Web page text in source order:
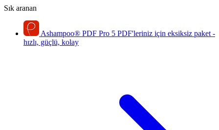
Sık aranan
Ashampoo® PDF Pro 5 PDF'leriniz için eksiksiz paket -
hızlı, güçlü, kolay